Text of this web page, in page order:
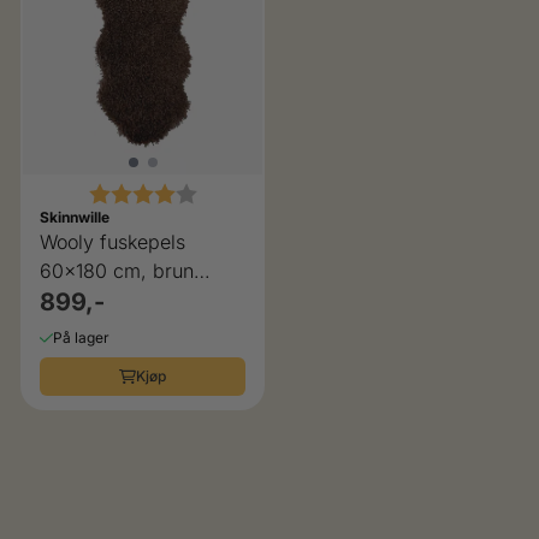
Karakter:
Skinnwille
Wooly fuskepels
60x180 cm, brun
Skinnwille
899,-
På lager
Kjøp